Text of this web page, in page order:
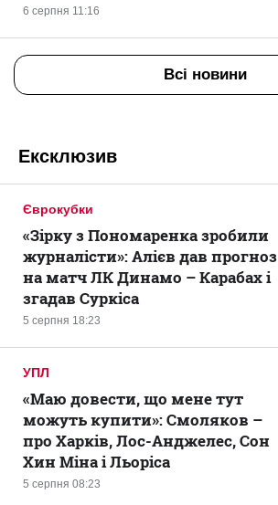
6 серпня 11:16
Всі новини
Ексклюзив
Єврокубки
5 серпня 18:23
«Зірку з Пономаренка зробили
журналісти»: Алієв дав прогноз
на матч ЛК Динамо – Карабах і
згадав Суркіса
УПЛ
5 серпня 08:23
«Маю довести, що мене тут
можуть купити»: Смоляков –
про Харків, Лос-Анджелес, Сон
Хин Міна і Льоріса